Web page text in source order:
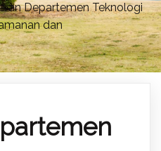
Departemen Teknologi
dan